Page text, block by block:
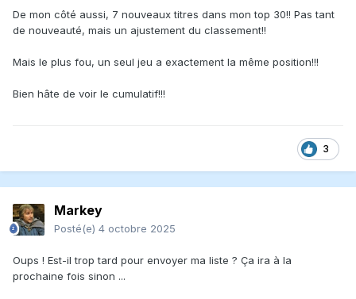
De mon côté aussi, 7 nouveaux titres dans mon top 30!! Pas tant
de nouveauté, mais un ajustement du classement!!
Mais le plus fou, un seul jeu a exactement la même position!!!
Bien hâte de voir le cumulatif!!!
3
Markey
Posté(e) 4 octobre 2025
Oups ! Est-il trop tard pour envoyer ma liste ? Ça ira à la
prochaine fois sinon ...